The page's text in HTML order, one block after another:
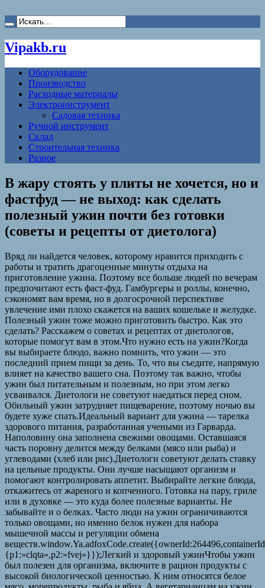
Vipakb.ru
Оборудование
Производство
Расходные материалы
Электроинструмент
Садовая техника
Ручной инструмент
Склад
Строительная техника
Разное
В жару стоять у плиты не хочется, но и
фастфуд — не выход: как сделать
полезный ужин почти без готовки
(советы и рецепты от диетолога)
Вряд ли найдется человек, которому нравится приходить с
работы и тратить драгоценные минуты отдыха на
приготовление ужина. Поэтому все больше людей по вечерам
предпочитают есть фаст-фуд. Гамбургеры и роллы, конечно,
сэкономят вам время, но в долгосрочной перспективе
увлечение ими плохо скажется на ваших кошельке и желудке.
Полезный ужин тоже можно приготовить быстро. Как это
сделать? Расскажем о советах и рецептах от диетологов,
которые помогут вам в этом.Что нужно есть на ужин?Когда
вы выбираете блюдо, важно помнить, что ужин — это
последний прием пищи за день. То, что вы съедите, напрямую
влияет на качество вашего сна. Поэтому так важно, чтобы
ужин был питательным и полезным, но при этом легко
усваивался. Диетологи не советуют наедаться перед сном.
Обильный ужин затрудняет пищеварение, поэтому ночью вы
будете хуже спать.Идеальный вариант для ужина — тарелка
здорового питания, разработанная учеными из Гарварда.
Наполовину она заполнена свежими овощами. Оставшаяся
часть поровну делится между белками (мясо или рыба) и
углеводами (хлеб или рис).Диетологи советуют делать ставку
на цельные продукты. Они лучше насыщают организм и
помогают контролировать аппетит. Выбирайте легкие блюда,
откажитесь от жареного и копченного. Готовка на пару, гриле
или в духовке — это куда более полезные варианты. Не
забывайте и о белках. Часто люди на ужин ограничиваются
только овощами, но именно белок нужен для набора
мышечной массы и регуляции обмена
{p1:»clqta»,p2:»fvej»}});Легкий и здоровый ужинЧтобы ужин
был полезен для организма, включите в рацион продукты с
высокой биологической ценностью. К ним относятся белое